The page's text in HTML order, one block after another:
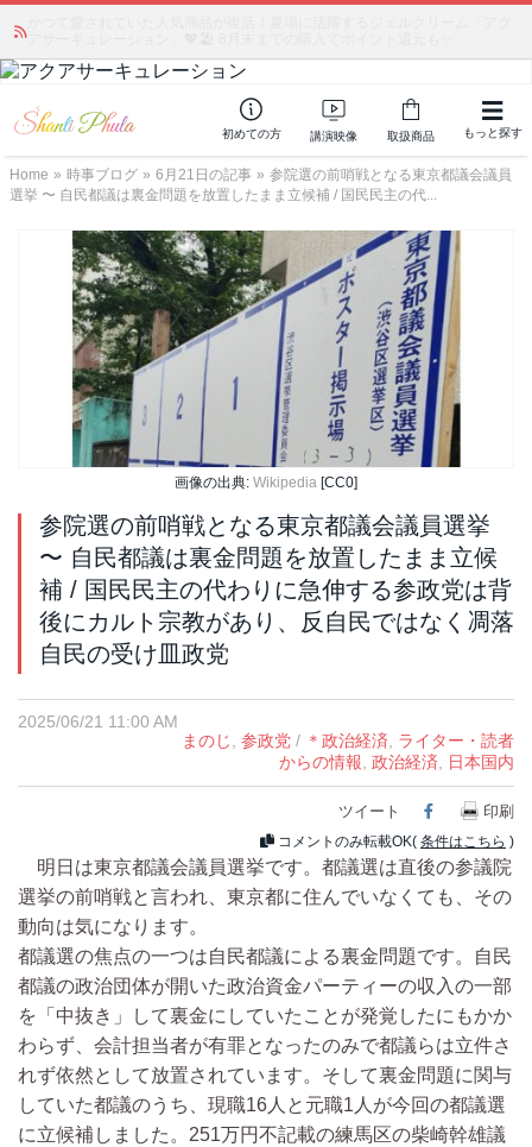
初めての方 講演映像 取扱商品 もっと探す
Home » 時事ブログ » 6月21日の記事 » 参院選の前哨戦となる東京都議会議員
選挙 〜 自民都議は裏金問題を放置したまま立候補 / 国民民主の代...
画像の出典: Wikipedia [CC0]
参院選の前哨戦となる東京都議会議員選挙
〜 自民都議は裏金問題を放置したまま立候
補 / 国民民主の代わりに急伸する参政党は背
後にカルト宗教があり、反自民ではなく凋落
自民の受け皿政党
2025/06/21 11:00 AM
まのじ, 参政党 / ＊政治経済, ライター・読者
からの情報, 政治経済, 日本国内
ツイート Facebook
印刷
コメントのみ転載OK( 条件はこちら )
明日は東京都議会議員選挙です。都議選は直後の参議院
選挙の前哨戦と言われ、東京都に住んでいなくても、その
動向は気になります。
都議選の焦点の一つは自民都議による裏金問題です。自民
都議の政治団体が開いた政治資金パーティーの収入の一部
を「中抜き」して裏金にしていたことが発覚したにもかか
わらず、会計担当者が有罪となったのみで都議らは立件さ
れず依然として放置されています。そして裏金問題に関与
していた都議のうち、現職16人と元職1人が今回の都議選
に立候補しました。251万円不記載の練馬区の柴崎幹雄議